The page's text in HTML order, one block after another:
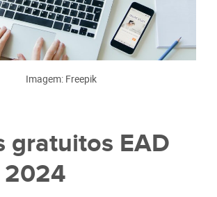
Imagem: Freepik
gratuitos EAD
2024